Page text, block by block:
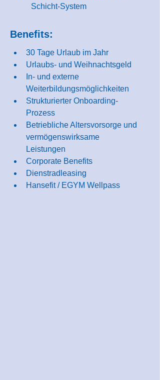
Schicht-System
Benefits:
30 Tage Urlaub im Jahr
Urlaubs- und Weihnachtsgeld
In- und externe
Weiterbildungsmöglichkeiten
Strukturierter Onboarding-
Prozess
Betriebliche Altersvorsorge und
vermögenswirksame
Leistungen
Corporate Benefits
Dienstradleasing
Hansefit / EGYM Wellpass